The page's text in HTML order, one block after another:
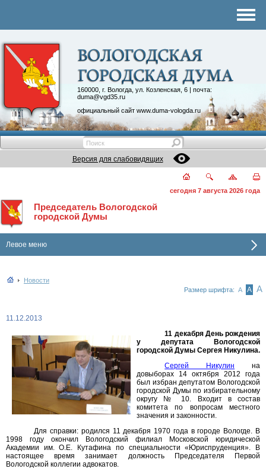
160000, г. Вологда, ул. Козленская, 6 | почта:
duma@vgd35.ru
официальный сайт www.duma-vologda.ru
Контакты
Депутатские объединения
Версия для слабовидящих
сегодня 7 августа 2026 года
Председатель Вологодской
городской Думы
Левое меню
Новости
Размер шрифта: А А А
11.12.2013
11 декабря День рождения
у депутата Вологодской
городской Думы Сергея Никулина.
Сергей Никулин на
довыборах 14 октября 2012 года
был избран депутатом Вологодской
городской Думы по избирательному
округу № 10. Входит в состав
комитета по вопросам местного
значения и законности.
Для справки: родился 11 декабря 1970 года в городе Вологде. В
1998 году окончил Вологодский филиал Московской юридической
Академии им. О.Е. Кутафина по специальности «Юриспруденция». В
настоящее время занимает должность Председателя Первой
Вологодской коллегии адвокатов.